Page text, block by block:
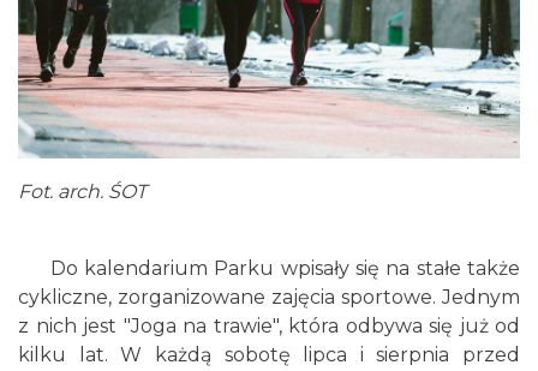
Fot. arch. ŚOT
Do kalendarium Parku wpisały się na stałe także
cykliczne, zorganizowane zajęcia sportowe. Jednym
z nich jest "Joga na trawie", która odbywa się już od
kilku lat. W każdą sobotę lipca i sierpnia przed